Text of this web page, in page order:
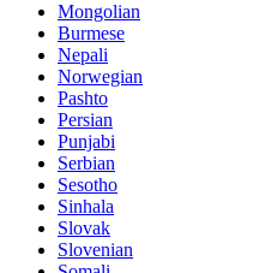
Mongolian
Burmese
Nepali
Norwegian
Pashto
Persian
Punjabi
Serbian
Sesotho
Sinhala
Slovak
Slovenian